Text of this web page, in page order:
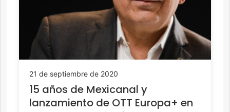
21 de septiembre de 2020
15 años de Mexicanal y
lanzamiento de OTT Europa+ en